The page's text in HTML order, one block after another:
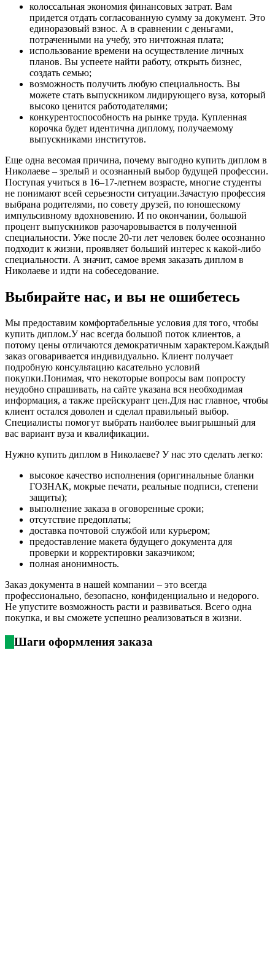
колоссальная экономия финансовых затрат. Вам
придется отдать согласованную сумму за документ. Это
единоразовый взнос. А в сравнении с деньгами,
потраченными на учебу, это ничтожная плата;
использование времени на осуществление личных
планов. Вы успеете найти работу, открыть бизнес,
создать семью;
возможность получить любую специальность. Вы
можете стать выпускником лидирующего вуза, который
высоко ценится работодателями;
конкурентоспособность на рынке труда. Купленная
корочка будет идентична диплому, получаемому
выпускниками институтов.
Еще одна весомая причина, почему выгодно купить диплом в
Николаеве – зрелый и осознанный выбор будущей профессии.
Поступая учиться в 16–17-летнем возрасте, многие студенты
не понимают всей серьезности ситуации.Зачастую профессия
выбрана родителями, по совету друзей, по юношескому
импульсивному вдохновению. И по окончании, большой
процент выпускников разочаровывается в полученной
специальности. Уже после 20-ти лет человек более осознанно
подходит к жизни, проявляет больший интерес к какой-либо
специальности. А значит, самое время заказать диплом в
Николаеве и идти на собеседование.
Выбирайте нас, и вы не ошибетесь
Мы предоставим комфортабельные условия для того, чтобы
купить диплом.У нас всегда большой поток клиентов, а
потому цены отличаются демократичным характером.Каждый
заказ оговаривается индивидуально. Клиент получает
подробную консультацию касательно условий
покупки.Понимая, что некоторые вопросы вам попросту
неудобно спрашивать, на сайте указана вся необходимая
информация, а также прейскурант цен.Для нас главное, чтобы
клиент остался доволен и сделал правильный выбор.
Специалисты помогут выбрать наиболее выигрышный для
вас вариант вуза и квалификации.
Нужно купить диплом в Николаеве? У нас это сделать легко:
высокое качество исполнения (оригинальные бланки
ГОЗНАК, мокрые печати, реальные подписи, степени
защиты);
выполнение заказа в оговоренные сроки;
отсутствие предоплаты;
доставка почтовой службой или курьером;
предоставление макета будущего документа для
проверки и корректировки заказчиком;
полная анонимность.
Заказ документа в нашей компании – это всегда
профессионально, безопасно, конфиденциально и недорого.
Не упустите возможность расти и развиваться. Всего одна
покупка, и вы сможете успешно реализоваться в жизни.
Шаги оформления заказа